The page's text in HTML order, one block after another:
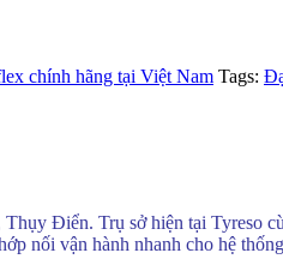
chính hãng tại Việt Nam Tags:
Điển. Trụ sở hiện tại Tyreso
nối vận hành nhanh cho hệ